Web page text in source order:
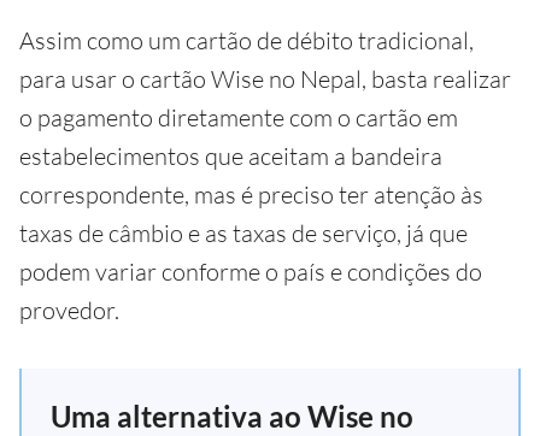
Assim como um cartão de débito tradicional,
para usar o cartão Wise no Nepal, basta realizar
o pagamento diretamente com o cartão em
estabelecimentos que aceitam a bandeira
correspondente, mas é preciso ter atenção às
taxas de câmbio e as taxas de serviço, já que
podem variar conforme o país e condições do
provedor.
Uma alternativa ao Wise no